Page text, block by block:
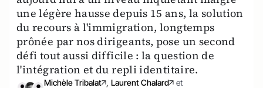
une légère hausse depuis 15 ans, la solution
du recours à l'immigration, longtemps
prônée par nos dirigeants, pose un second
défi tout aussi difficile : la question de
l'intégration et du repli identitaire.
Michèle Tribalat , Laurent Chalard
et